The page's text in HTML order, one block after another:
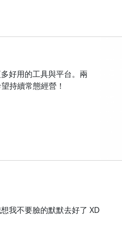
好用的工具與平台。兩
持續常態經營！
我不要臉的默默去好了 XD